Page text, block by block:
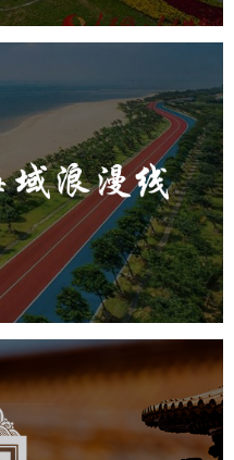
域浪漫线
智慧公园
智能步道
智能照明系统
平台
院